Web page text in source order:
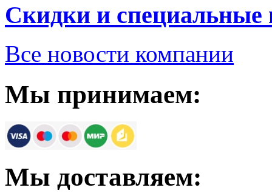
Скидки и специальные
Все новости компании
Мы принимаем:
Мы доставляем: